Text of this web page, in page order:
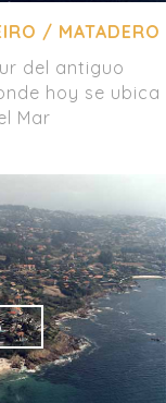
/ MATADERO
del antiguo
hoy se ubica
Mar